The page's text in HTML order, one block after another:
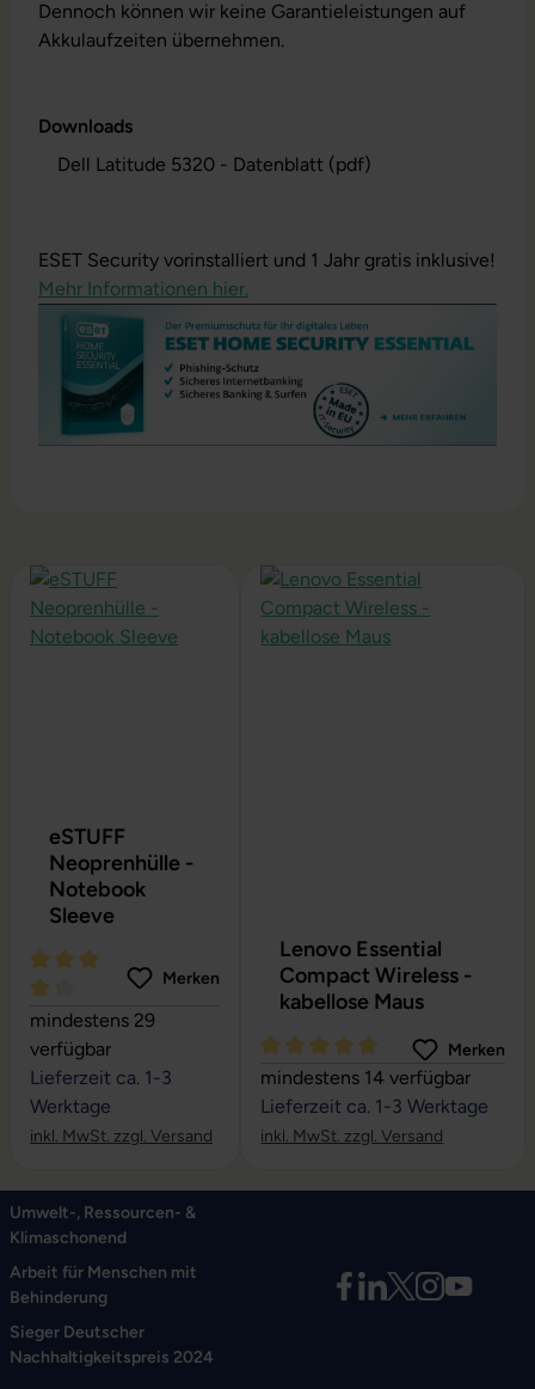
Dennoch können wir keine Garantieleistungen auf
Akkulaufzeiten übernehmen.
Downloads
Dell Latitude 5320 - Datenblatt (pdf)
ESET Security vorinstalliert und 1 Jahr gratis inklusive!
Mehr Informationen hier.
Produktgalerie überspringen
eSTUFF
Neoprenhülle -
Notebook
Sleeve
Durchschnittliche Bewertung von 4.24 von 5 Sternen
Merken
mindestens 29
verfügbar
Lieferzeit ca. 1-3
Werktage
inkl. MwSt. zzgl. Versand
Lenovo Essential
Compact Wireless -
kabellose Maus
Durchschnittliche Bewertung
Merken
mindestens 14 verfügbar
Lieferzeit ca. 1-3 Werktage
inkl. MwSt. zzgl. Versand
Umwelt-, Ressourcen- &
Klimaschonend
Arbeit für Menschen mit
Behinderung
Sieger Deutscher
Nachhaltigkeitspreis 2024